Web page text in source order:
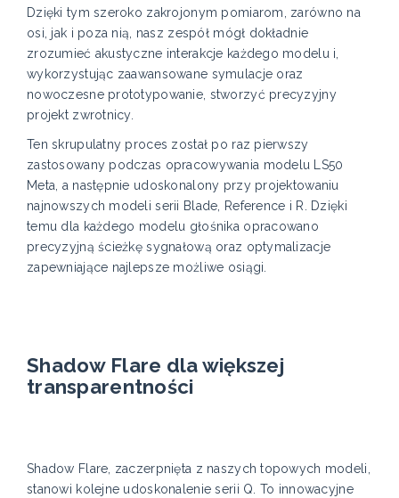
Dzięki tym szeroko zakrojonym pomiarom, zarówno na
osi, jak i poza nią, nasz zespół mógł dokładnie
zrozumieć akustyczne interakcje każdego modelu i,
wykorzystując zaawansowane symulacje oraz
nowoczesne prototypowanie, stworzyć precyzyjny
projekt zwrotnicy.
Ten skrupulatny proces został po raz pierwszy
zastosowany podczas opracowywania modelu LS50
Meta, a następnie udoskonalony przy projektowaniu
najnowszych modeli serii Blade, Reference i R. Dzięki
temu dla każdego modelu głośnika opracowano
precyzyjną ścieżkę sygnałową oraz optymalizacje
zapewniające najlepsze możliwe osiągi.
Shadow Flare dla większej
transparentności
Shadow Flare, zaczerpnięta z naszych topowych modeli,
stanowi kolejne udoskonalenie serii Q. To innowacyjne